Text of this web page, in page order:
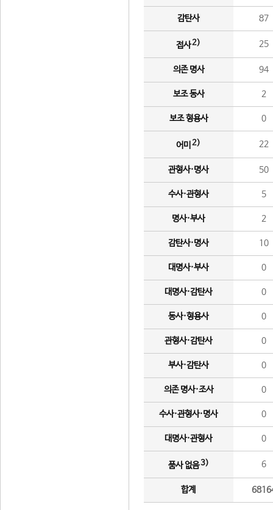
감탄사 87
접사2) 25
의존 명사 94
보조 동사 2
보조 형용사 0
어미 2) 22
관형사·명사 50
수사·관형사 5
명사·부사 2
감탄사·명사 10
대명사·부사 0
대명사·감탄사 0
동사·형용사 0
관형사·감탄사 0
부사·감탄사 0
의존 명사·조사 0
수사·관형사·명사 0
대명사·관형사 0
품사 없음3) 6
합계